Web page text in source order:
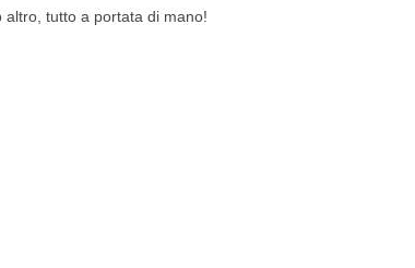
tutto a portata di mano!